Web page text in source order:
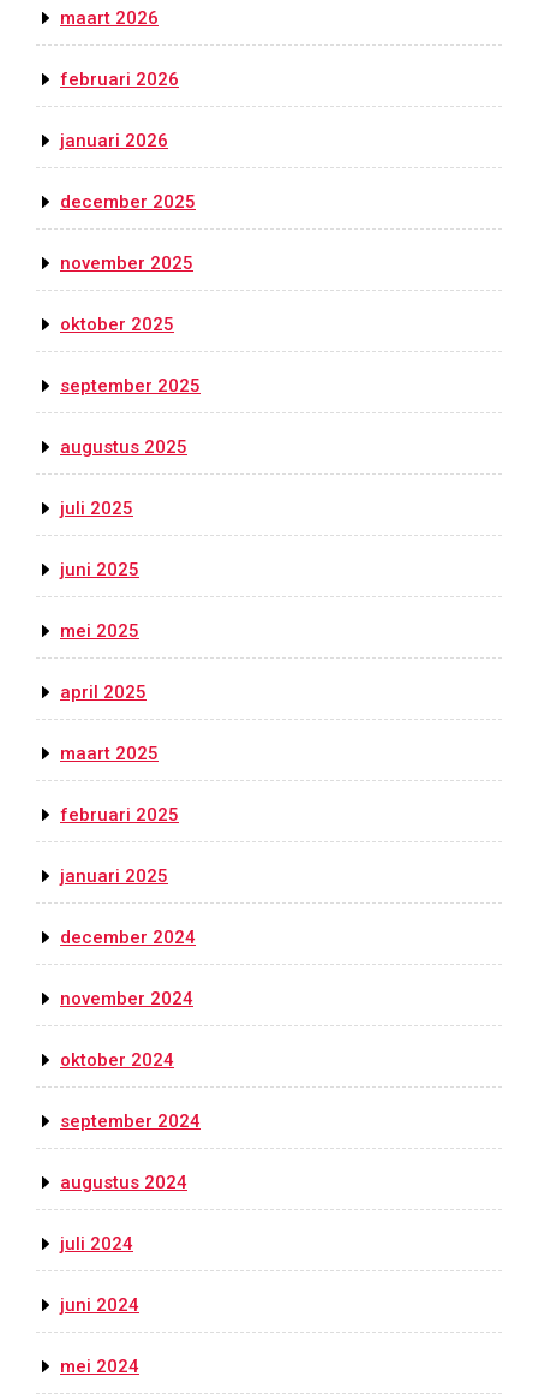
maart 2026
februari 2026
januari 2026
december 2025
november 2025
oktober 2025
september 2025
augustus 2025
juli 2025
juni 2025
mei 2025
april 2025
maart 2025
februari 2025
januari 2025
december 2024
november 2024
oktober 2024
september 2024
augustus 2024
juli 2024
juni 2024
mei 2024